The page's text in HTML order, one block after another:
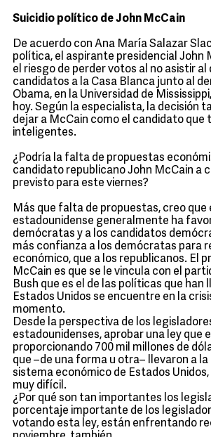
Suicidio político de John McCain
De acuerdo con Ana María Salazar
política, el aspirante presidencial John
el riesgo de perder votos al no asistir al
candidatos a la Casa Blanca junto al
Obama, en la Universidad de
hoy. Según la especialista, la decisión
dejar a McCain como el candidato que
inteligentes.
¿Podría la falta de propuestas
candidato republicano John McCain a
previsto para este viernes?
Más que falta de propuestas, creo
estadounidense generalmente ha
demócratas y a los candidatos
más confianza a los demócratas para
económico, que a los republicanos. El
McCain es que se le vincula con el
Bush que es el de las políticas que han
Estados Unidos se encuentre en la
momento.
Desde la perspectiva de los
estadounidenses, aprobar una ley que
proporcionando 700 mil millones de
que –de una forma u otra– llevaron a
sistema económico de Estados
muy difícil.
¿Por qué son tan importantes los
porcentaje importante de los
votando esta ley, están enfrentando